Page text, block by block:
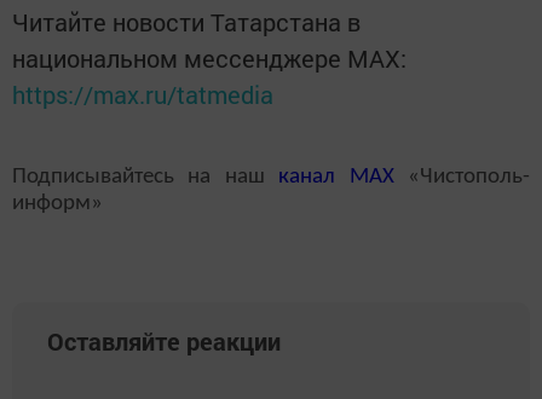
Читайте новости Татарстана в
национальном мессенджере MАХ:
https://max.ru/tatmedia
Подписывайтесь на наш канал MAX«Чистополь-
информ»
Оставляйте реакции